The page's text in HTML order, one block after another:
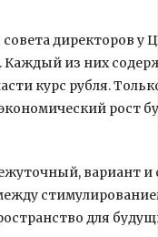
совета директоров
Каждый из них
курс рубля.
рост
вариант и
для